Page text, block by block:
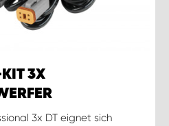
3X
3x DT eignet sich